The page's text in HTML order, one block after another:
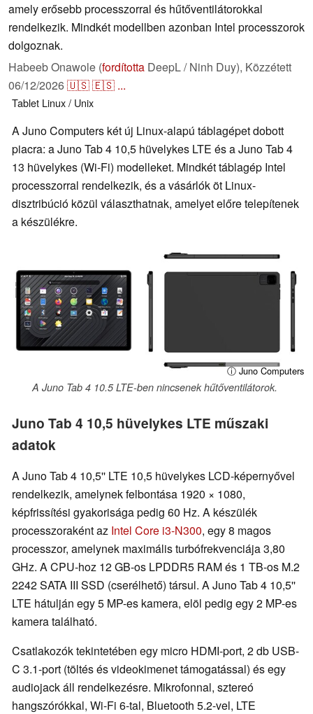
amely erősebb processzorral és hűtőventilátorokkal
rendelkezik. Mindkét modellben azonban Intel processzorok
dolgoznak.
Habeeb Onawole (fordította DeepL / Ninh Duy), Közzétett
06/12/2026🇺🇸🇪🇸 ...
Tablet Linux / Unix
A Juno Computers két új Linux-alapú táblagépet dobott
piacra: a Juno Tab 4 10,5 hüvelykes LTE és a Juno Tab 4
13 hüvelykes (Wi-Fi) modelleket. Mindkét táblagép Intel
processzorral rendelkezik, és a vásárlók öt Linux-
disztribúció közül választhatnak, amelyet előre telepítenek
a készülékre.
ⓘ Juno Computers
A Juno Tab 4 10.5 LTE-ben nincsenek hűtőventilátorok.
Juno Tab 4 10,5 hüvelykes LTE műszaki
adatok
A Juno Tab 4 10,5'' LTE 10,5 hüvelykes LCD-képernyővel
rendelkezik, amelynek felbontása 1920 × 1080,
képfrissítési gyakorisága pedig 60 Hz. A készülék
processzoraként az Intel Core i3-N300, egy 8 magos
processzor, amelynek maximális turbófrekvenciája 3,80
GHz. A CPU-hoz 12 GB-os LPDDR5 RAM és 1 TB-os M.2
2242 SATA III SSD (cserélhető) társul. A Juno Tab 4 10,5''
LTE hátulján egy 5 MP-es kamera, elöl pedig egy 2 MP-es
kamera található.
Csatlakozók tekintetében egy micro HDMI-port, 2 db USB-
C 3.1-port (töltés és videokimenet támogatással) és egy
audiojack áll rendelkezésre. Mikrofonnal, sztereó
hangszórókkal, Wi-Fi 6-tal, Bluetooth 5.2-vel, LTE